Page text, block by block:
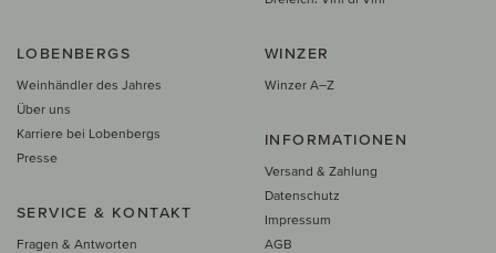
LOBENBERGS
Weinhändler des Jahres
Über uns
Karriere bei Lobenbergs
Presse
SERVICE & KONTAKT
Fragen & Antworten
WINZER
Winzer A–Z
INFORMATIONEN
Versand & Zahlung
Datenschutz
Impressum
AGB